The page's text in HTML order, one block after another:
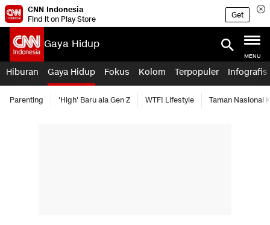
CNN Indonesia
Find it on Play Store
Get
Gaya Hidup
MENU
Hiburan Gaya Hidup Fokus Kolom Terpopuler Infografis
Parenting 'High' Baru ala Gen Z WTF! Lifestyle Taman Nasional